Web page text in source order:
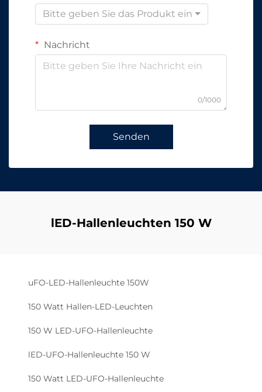
Bitte geben Sie das Produkt ein
Nachricht
0/1000
Senden
lED-Hallenleuchten 150 W
uFO-LED-Hallenleuchte 150W
150 Watt Hallen-LED-Leuchten
150 W LED-UFO-Hallenleuchte
lED-UFO-Hallenleuchte 150 W
150 Watt LED-UFO-Hallenleuchte